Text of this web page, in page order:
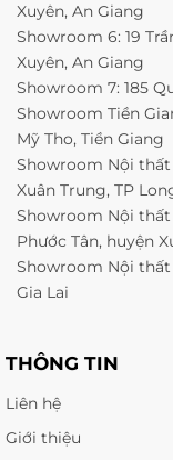
Xuyên, An Giang
Showroom 6: 19
Xuyên, An Giang
Showroom 7: 185
Showroom Tiền
Mỹ Tho, Tiền Giang
Showroom Nội thất
Xuân Trung, TP
Showroom Nội thất
Phước Tân, huyện
Showroom Nội thất
Gia Lai
THÔNG TIN
Liên hệ
Giới thiệu